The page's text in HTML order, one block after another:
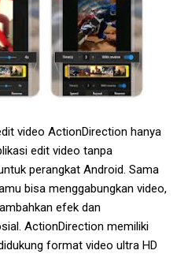
video ActionDirection hanya
edit video tanpa
perangkat Android. Sama
bisa menggabungkan video,
efek dan
ActionDirection memiliki
format video ultra HD